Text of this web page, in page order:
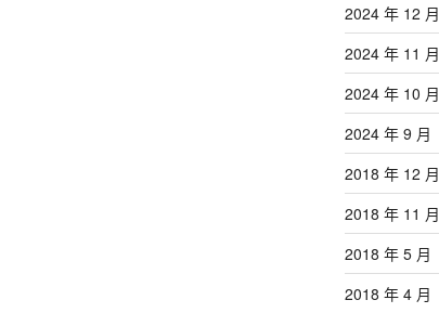
2024 年 12 月
2024 年 11 月
2024 年 10 月
2024 年 9 月
2018 年 12 月
2018 年 11 月
2018 年 5 月
2018 年 4 月